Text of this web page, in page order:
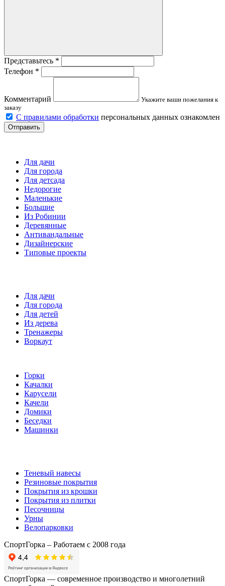
Представьтесь *
Телефон *
Комментарий
Укажите ваши пожелания к
заказу
С правилами обработки персональных данных ознакомлен
Отправить
Для дачи
Для города
Для детсада
Недорогие
Маленькие
Большие
Из Робинии
Деревянные
Антивандальные
Дизайнерские
Типовые проекты
Для дачи
Для города
Для детей
Из дерева
Тренажеры
Воркаут
Горки
Качалки
Карусели
Качели
Домики
Беседки
Машинки
Теневый навесы
Резиновые покрытия
Покрытия из крошки
Покрытия из плитки
Песочницы
Урны
Велопарковки
СпортГорка – Работаем с 2008 года
СпортГорка — современное производство и многолетний